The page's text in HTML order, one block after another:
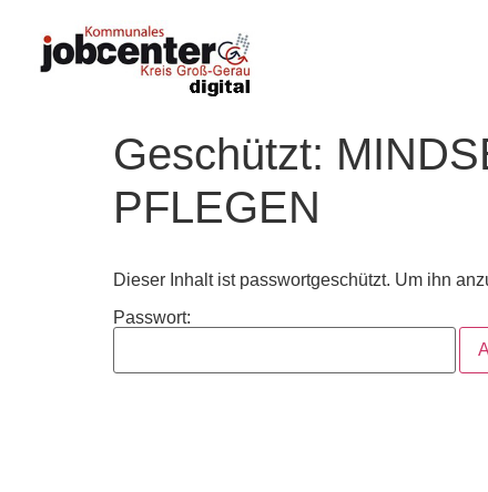
Geschützt:
PFLEGEN
Dieser Inhalt ist passwortgeschützt. Um ihn
Passwort: